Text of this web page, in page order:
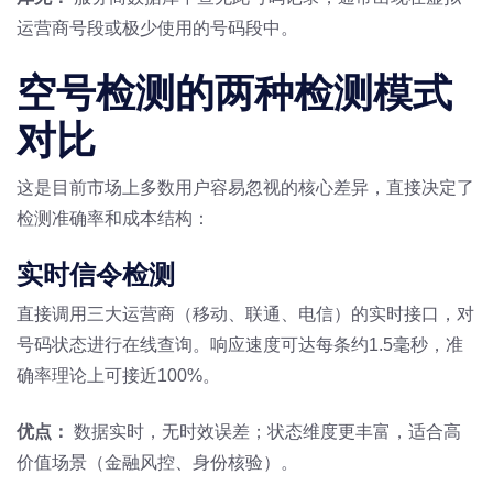
运营商号段或极少使用的号码段中。
空号检测的两种检测模式
对比
这是目前市场上多数用户容易忽视的核心差异，直接决定了
检测准确率和成本结构：
实时信令检测
直接调用三大运营商（移动、联通、电信）的实时接口，对
号码状态进行在线查询。响应速度可达每条约1.5毫秒，准
确率理论上可接近100%。
优点： 数据实时，无时效误差；状态维度更丰富，适合高
价值场景（金融风控、身份核验）。